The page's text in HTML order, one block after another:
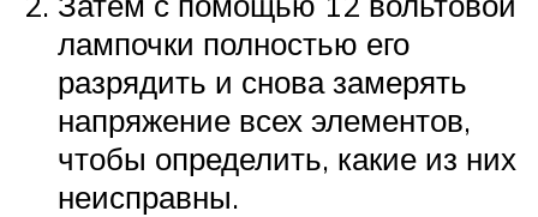
лампочки полностью его
разрядить и снова замерять
напряжение всех элементов,
чтобы определить, какие из них
неисправны.